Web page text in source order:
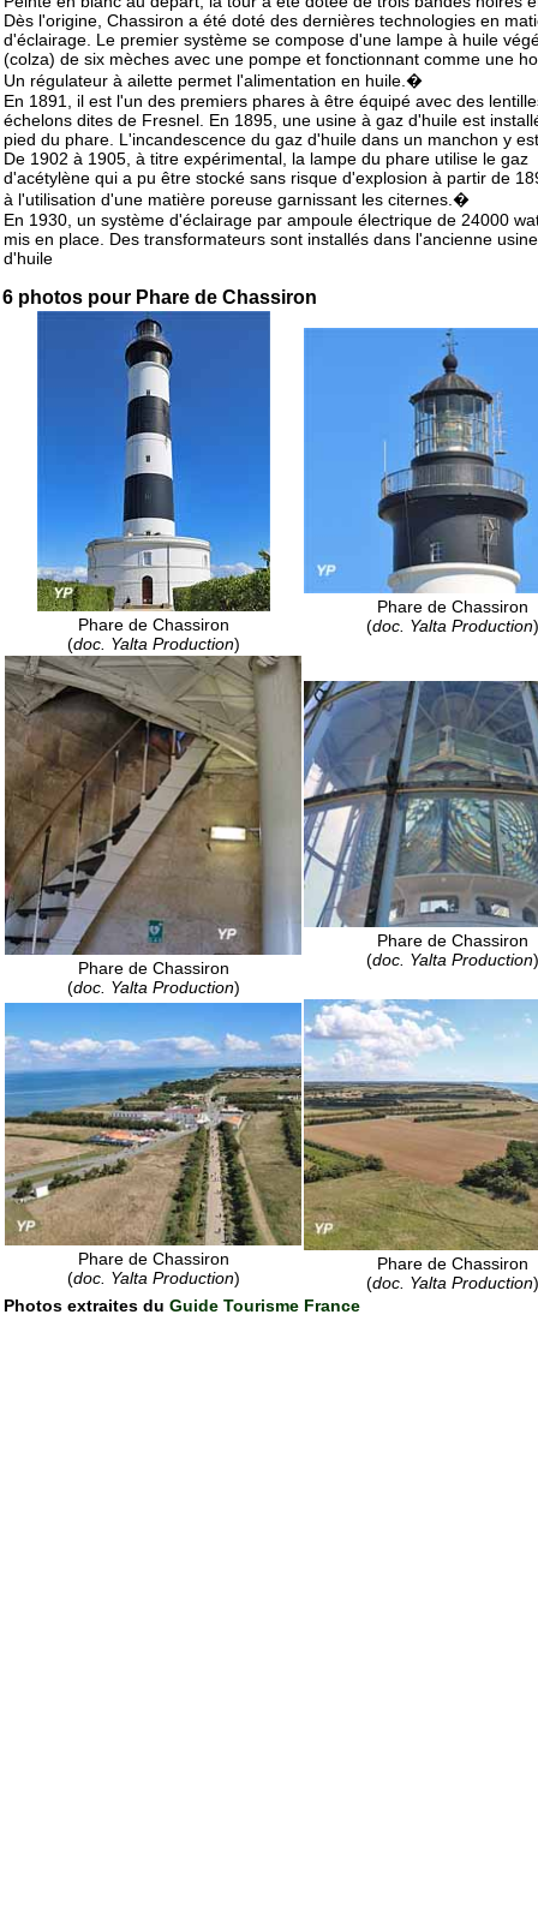
Dès l'origine, Chassiron a été doté des dernières technologies en
d'éclairage. Le premier système se compose d'une lampe à huile
(colza) de six mèches avec une pompe et fonctionnant comme une
Un régulateur à ailette permet l'alimentation en huile.�
En 1891, il est l'un des premiers phares à être équipé avec des
échelons dites de Fresnel. En 1895, une usine à gaz d'huile est
pied du phare. L'incandescence du gaz d'huile dans un manchon y
De 1902 à 1905, à titre expérimental, la lampe du phare utilise le gaz
d'acétylène qui a pu être stocké sans risque d'explosion à partir de
à l'utilisation d'une matière poreuse garnissant les citernes.�
En 1930, un système d'éclairage par ampoule électrique de 24000
mis en place. Des transformateurs sont installés dans l'ancienne
d'huile
6 photos pour Phare de Chassiron
Phare de Chassiron
(doc. Yalta Production)
Phare de Chassiron
(doc. Yalta Production)
Phare de Chassiron
(doc. Yalta Production)
Phare de Chassiron
(doc. Yalta Production)
Phare de Chassiron
(doc. Yalta Production)
Phare de Chassiron
(doc. Yalta Production)
Photos extraites du Guide Tourisme France